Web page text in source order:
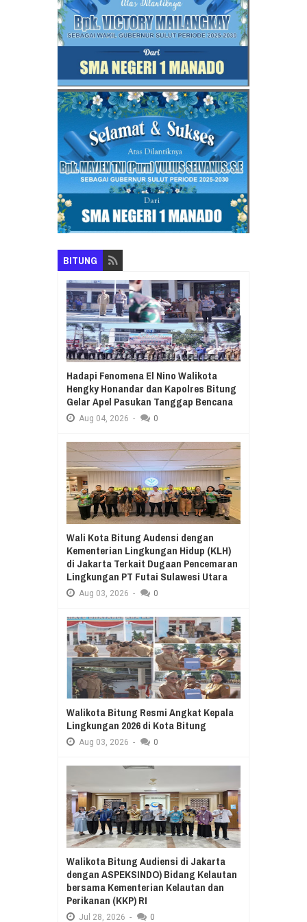
BITUNG
Hadapi Fenomena El Nino Walikota
Hengky Honandar dan Kapolres Bitung
Gelar Apel Pasukan Tanggap Bencana
Aug 04, 2026 - 0
Wali Kota Bitung Audensi dengan
Kementerian Lingkungan Hidup (KLH)
di Jakarta Terkait Dugaan Pencemaran
Lingkungan PT Futai Sulawesi Utara
Aug 03, 2026 - 0
Walikota Bitung Resmi Angkat Kepala
Lingkungan 2026 di Kota Bitung
Aug 03, 2026 - 0
Walikota Bitung Audiensi di Jakarta
dengan ASPEKSINDO) Bidang Kelautan
bersama Kementerian Kelautan dan
Perikanan (KKP) RI
Jul 28, 2026 - 0